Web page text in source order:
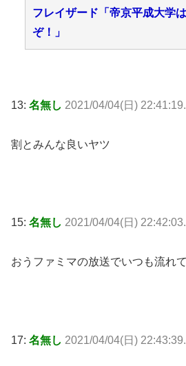
フレイザード「帝京平成大学
ぞ！」
13: 名無し 2021/04/04(日)
割とみんな良いヤツ
15: 名無し 2021/04/04(日)
おうファミマの放送でいつも流れ
17: 名無し 2021/04/04(日)